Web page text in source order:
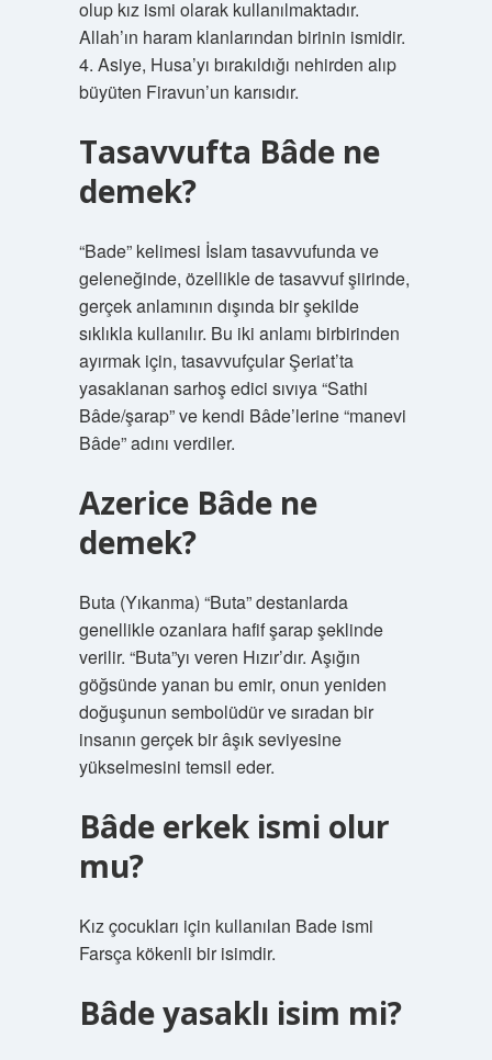
olup kız ismi olarak kullanılmaktadır.
Allah’ın haram klanlarından birinin ismidir.
4. Asiye, Husa’yı bırakıldığı nehirden alıp
büyüten Firavun’un karısıdır.
Tasavvufta Bâde ne
demek?
“Bade” kelimesi İslam tasavvufunda ve
geleneğinde, özellikle de tasavvuf şiirinde,
gerçek anlamının dışında bir şekilde
sıklıkla kullanılır. Bu iki anlamı birbirinden
ayırmak için, tasavvufçular Şeriat’ta
yasaklanan sarhoş edici sıvıya “Sathi
Bâde/şarap” ve kendi Bâde’lerine “manevi
Bâde” adını verdiler.
Azerice Bâde ne
demek?
Buta (Yıkanma) “Buta” destanlarda
genellikle ozanlara hafif şarap şeklinde
verilir. “Buta”yı veren Hızır’dır. Aşığın
göğsünde yanan bu emir, onun yeniden
doğuşunun sembolüdür ve sıradan bir
insanın gerçek bir âşık seviyesine
yükselmesini temsil eder.
Bâde erkek ismi olur
mu?
Kız çocukları için kullanılan Bade ismi
Farsça kökenli bir isimdir.
Bâde yasaklı isim mi?